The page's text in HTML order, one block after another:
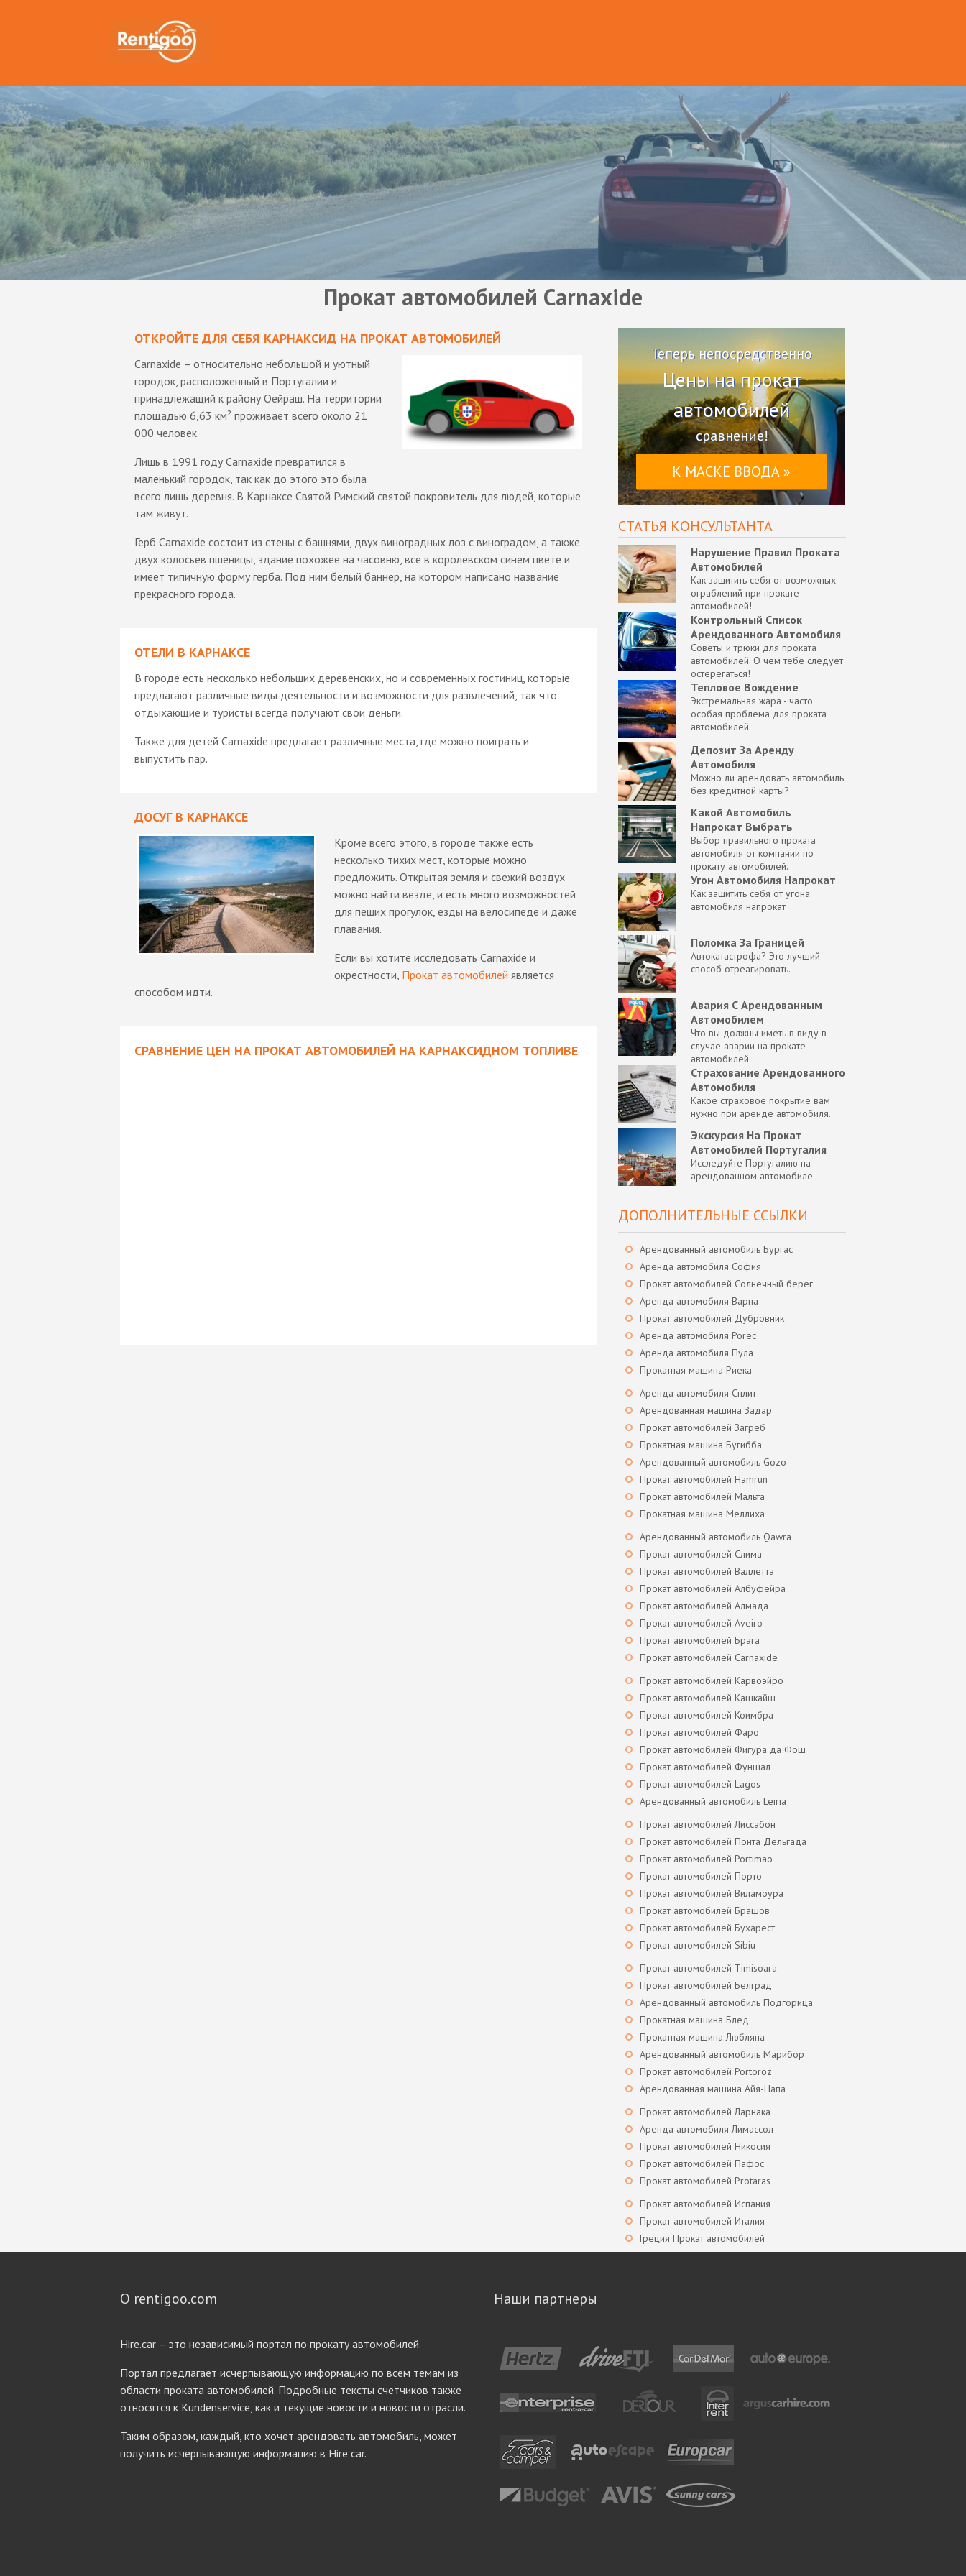
Прокат автомобилей Carnaxide
ОТКРОЙТЕ ДЛЯ СЕБЯ КАРНАКСИД НА ПРОКАТ АВТОМОБИЛЕЙ
Carnaxide – относительно небольшой и уютный
городок, расположенный в Португалии и
принадлежащий к району Оейраш. На территории
площадью 6,63 км² проживает всего около 21
000 человек.
Лишь в 1991 году Carnaxide превратился в
маленький городок, так как до этого это была
всего лишь деревня. В Карнаксе Святой Римский святой покровитель для людей, которые
там живут.
Герб Carnaxide состоит из стены с башнями, двух виноградных лоз с виноградом, а также
двух колосьев пшеницы, здание похожее на часовню, все в королевском синем цвете и
имеет типичную форму герба. Под ним белый баннер, на котором написано название
прекрасного города.
ОТЕЛИ В КАРНАКСЕ
В городе есть несколько небольших деревенских, но и современных гостиниц, которые
предлагают различные виды деятельности и возможности для развлечений, так что
отдыхающие и туристы всегда получают свои деньги.
Также для детей Carnaxide предлагает различные места, где можно поиграть и
выпустить пар.
ДОСУГ В КАРНАКСЕ
Кроме всего этого, в городе также есть
несколько тихих мест, которые можно
предложить. Открытая земля и свежий воздух
можно найти везде, и есть много возможностей
для пеших прогулок, езды на велосипеде и даже
плавания.
Если вы хотите исследовать Carnaxide и
окрестности, Прокат автомобилей является
способом идти.
СРАВНЕНИЕ ЦЕН НА ПРОКАТ АВТОМОБИЛЕЙ НА КАРНАКСИДНОМ ТОПЛИВЕ
Теперь непосредственно
Цены на прокат
автомобилей
сравнение!
К МАСКЕ ВВОДА »
СТАТЬЯ КОНСУЛЬТАНТА
Нарушение Правил Проката
Автомобилей
Как защитить себя от возможных
ограблений при прокате
автомобилей!
Контрольный Список
Арендованного Автомобиля
Советы и трюки для проката
автомобилей. О чем тебе следует
остерегаться!
Тепловое Вождение
Экстремальная жара - часто
особая проблема для проката
автомобилей.
Депозит За Аренду
Автомобиля
Можно ли арендовать автомобиль
без кредитной карты?
Какой Автомобиль
Напрокат Выбрать
Выбор правильного проката
автомобиля от компании по
прокату автомобилей.
Угон Автомобиля Напрокат
Как защитить себя от угона
автомобиля напрокат
Поломка За Границей
Автокатастрофа? Это лучший
способ отреагировать.
Авария С Арендованным
Автомобилем
Что вы должны иметь в виду в
случае аварии на прокате
автомобилей
Страхование Арендованного
Автомобиля
Какое страховое покрытие вам
нужно при аренде автомобиля.
Экскурсия На Прокат
Автомобилей Португалия
Исследуйте Португалию на
арендованном автомобиле
ДОПОЛНИТЕЛЬНЫЕ ССЫЛКИ
Арендованный автомобиль Бургас
Аренда автомобиля София
Прокат автомобилей Солнечный берег
Аренда автомобиля Варна
Прокат автомобилей Дубровник
Аренда автомобиля Porec
Аренда автомобиля Пула
Прокатная машина Риека
Аренда автомобиля Сплит
Арендованная машина Задар
Прокат автомобилей Загреб
Прокатная машина Бугибба
Арендованный автомобиль Gozo
Прокат автомобилей Hamrun
Прокат автомобилей Мальта
Прокатная машина Меллиха
Арендованный автомобиль Qawra
Прокат автомобилей Слима
Прокат автомобилей Валлетта
Прокат автомобилей Албуфейра
Прокат автомобилей Алмада
Прокат автомобилей Aveiro
Прокат автомобилей Брага
Прокат автомобилей Carnaxide
Прокат автомобилей Карвоэйро
Прокат автомобилей Кашкайш
Прокат автомобилей Коимбра
Прокат автомобилей Фаро
Прокат автомобилей Фигура да Фош
Прокат автомобилей Фуншал
Прокат автомобилей Lagos
Арендованный автомобиль Leiria
Прокат автомобилей Лиссабон
Прокат автомобилей Понта Дельгада
Прокат автомобилей Portimao
Прокат автомобилей Порто
Прокат автомобилей Виламоура
Прокат автомобилей Брашов
Прокат автомобилей Бухарест
Прокат автомобилей Sibiu
Прокат автомобилей Timisoara
Прокат автомобилей Белград
Арендованный автомобиль Подгорица
Прокатная машина Блед
Прокатная машина Любляна
Арендованный автомобиль Марибор
Прокат автомобилей Portoroz
Арендованная машина Айя-Напа
Прокат автомобилей Ларнака
Аренда автомобиля Лимассол
Прокат автомобилей Никосия
Прокат автомобилей Пафос
Прокат автомобилей Protaras
Прокат автомобилей Испания
Прокат автомобилей Италия
Греция Прокат автомобилей
О rentigoo.com
Hire.car – это независимый портал по прокату автомобилей.
Портал предлагает исчерпывающую информацию по всем темам из
области проката автомобилей. Подробные тексты счетчиков также
относятся к Kundenservice, как и текущие новости и новости отрасли.
Таким образом, каждый, кто хочет арендовать автомобиль, может
получить исчерпывающую информацию в Hire car.
Наши партнеры